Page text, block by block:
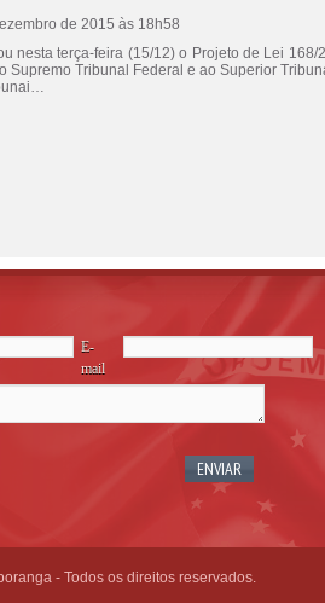
de 2015 às 18h58
nesta terça-feira (15/12) o Projeto de Lei
Supremo Tribunal Federal e ao Superior
E-
mail
- Todos os direitos reservados.